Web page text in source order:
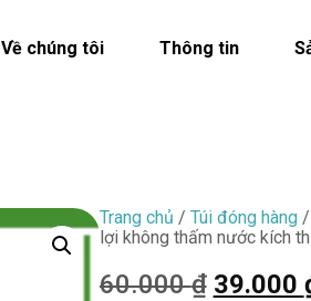
Về chúng tôi Thông tin
Trang chủ / Túi đóng hàng/
lợi không thấm nước kích
60.000₫ 39.000